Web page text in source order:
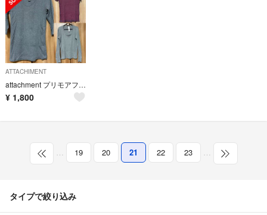
ATTACHIMENT
attachment プリモアフライス カットソー 3枚セット
¥ 1,800
… 19 20 21 22 23 …
タイプで絞り込み